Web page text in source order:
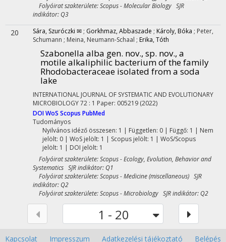
Folyóirat szakterülete: Scopus - Molecular Biology SJR
indikátor: Q3
20 Sára, Szuróczki ✉ ; Gorkhmaz, Abbaszade ; Károly, Bóka ; Peter,
Schumann ; Meina, Neumann-Schaal ; Erika, Tóth
Szabonella alba gen. nov., sp. nov., a
motile alkaliphilic bacterium of the family
Rhodobacteraceae isolated from a soda
lake
INTERNATIONAL JOURNAL OF SYSTEMATIC AND EVOLUTIONARY
MICROBIOLOGY72 : 1 Paper: 005219 (2022)
DOIWoS Scopus PubMed
Tudományos
Nyilvános idéző összesen: 1 | Független: 0 | Függő: 1 | Nem
jelölt: 0 | WoS jelölt: 1 | Scopus jelölt: 1 | WoS/Scopus
jelölt: 1 | DOI jelölt: 1
Folyóirat szakterülete: Scopus - Ecology, Evolution, Behavior and
Systematics SJR indikátor: Q1
Folyóirat szakterülete: Scopus - Medicine (miscellaneous) SJR
indikátor: Q2
Folyóirat szakterülete: Scopus - Microbiology SJR indikátor: Q2
1 - 20
Kapcsolat Impresszum Adatkezelési tájékoztató Belépés